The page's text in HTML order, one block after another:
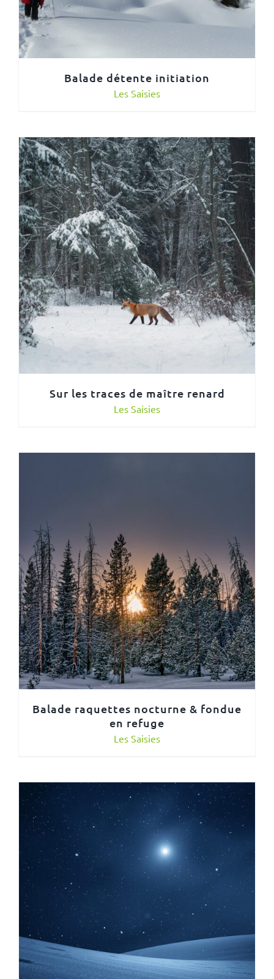
Balade détente initiation
Les Saisies
Sur les traces de maître renard
Les Saisies
Balade raquettes nocturne & fondue
en refuge
Les Saisies